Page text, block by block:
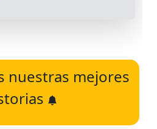
nuestras mejores